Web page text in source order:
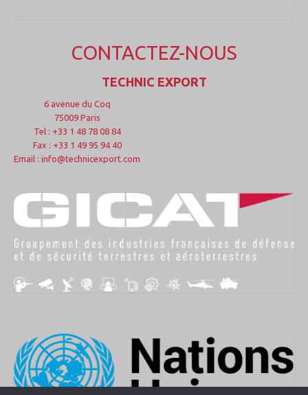
CONTACTEZ-NOUS
TECHNIC EXPORT
6 avenue du Coq
75009 Paris
Tel : +33 1 48 78 08 84
Fax : +33 1 49 95 94 40
Email : info@technicexport.com